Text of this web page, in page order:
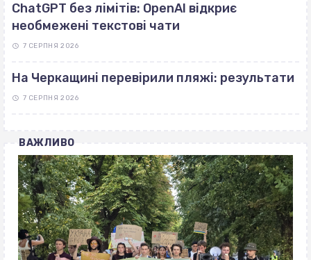
ChatGPT без лімітів: OpenAI відкриє
необмежені текстові чати
7 СЕРПНЯ 2026
На Черкащині перевірили пляжі: результати
7 СЕРПНЯ 2026
ВАЖЛИВО